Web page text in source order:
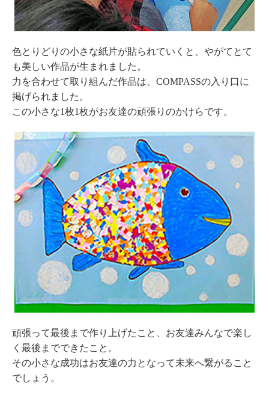
色とりどりの小さな紙片が貼られていくと、やがてとて
も美しい作品が生まれました。
力を合わせて取り組んだ作品は、COMPASSの入り口に
掲げられました。
この小さな1枚1枚がお友達の頑張りのかけらです。
頑張って最後まで作り上げたこと、お友達みんなで楽し
く最後までできたこと。
その小さな成功はお友達の力となって未来へ繋がること
でしょう。